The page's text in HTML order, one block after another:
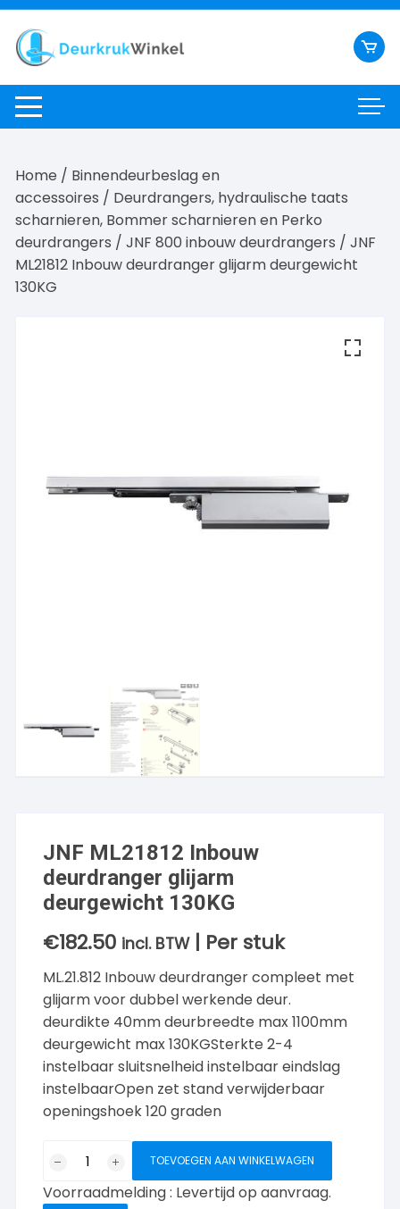
Ga
naar
inhoud
Home / Binnendeurbeslag en
accessoires / Deurdrangers, hydraulische taats
scharnieren, Bommer scharnieren en Perko
deurdrangers /JNF 800 inbouw deurdrangers / JNF
ML21812 Inbouw deurdranger glijarm deurgewicht
130KG
JNF ML21812 Inbouw
deurdranger glijarm
deurgewicht 130KG
€182.50 incl. BTW | Per stuk
ML.21.812 Inbouw deurdranger compleet met
glijarm voor dubbel werkende deur.
deurdikte 40mm deurbreedte max 1100mm
deurgewicht max 130KGSterkte 2-4
instelbaar sluitsnelheid instelbaar eindslag
instelbaarOpen zet stand verwijderbaar
openingshoek 120 graden
ML21812
Inbouw
TOEVOEGEN AAN WINKELWAGEN
Voorraadmelding : Levertijd op aanvraag.